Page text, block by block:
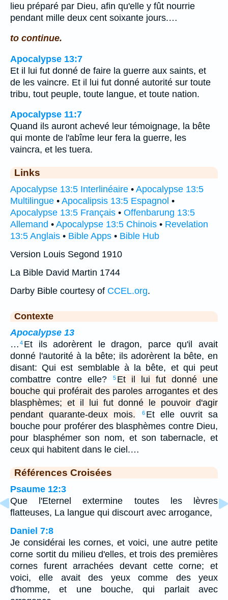
lieu préparé par Dieu, afin qu'elle y fût nourrie
pendant mille deux cent soixante jours.…
to continue.
Apocalypse 13:7
Et il lui fut donné de faire la guerre aux saints, et
de les vaincre. Et il lui fut donné autorité sur toute
tribu, tout peuple, toute langue, et toute nation.
Apocalypse 11:7
Quand ils auront achevé leur témoignage, la bête
qui monte de l'abîme leur fera la guerre, les
vaincra, et les tuera.
Links
Apocalypse 13:5 Interlinéaire • Apocalypse 13:5
Multilingue • Apocalipsis 13:5 Espagnol •
Apocalypse 13:5 Français • Offenbarung 13:5
Allemand • Apocalypse 13:5 Chinois • Revelation
13:5 Anglais • Bible Apps • Bible Hub
Version Louis Segond 1910
La Bible David Martin 1744
Darby Bible courtesy of CCEL.org.
Contexte
Apocalypse 13
… 4 Et ils adorèrent le dragon, parce qu'il avait
donné l'autorité à la bête; ils adorèrent la bête, en
disant: Qui est semblable à la bête, et qui peut
combattre contre elle?
5 Et il lui fut donné une
bouche qui proférait des paroles arrogantes et des
blasphèmes; et il lui fut donné le pouvoir d'agir
pendant quarante-deux mois.
6 Et elle ouvrit sa
bouche pour proférer des blasphèmes contre Dieu,
pour blasphémer son nom, et son tabernacle, et
ceux qui habitent dans le ciel.…
Références Croisées
Psaume 12:3
Que l'Eternel extermine toutes les lèvres
flatteuses, La langue qui discourt avec arrogance,
Daniel 7:8
Je considérai les cornes, et voici, une autre petite
corne sortit du milieu d'elles, et trois des premières
cornes furent arrachées devant cette corne; et
voici, elle avait des yeux comme des yeux
d'homme, et une bouche, qui parlait avec